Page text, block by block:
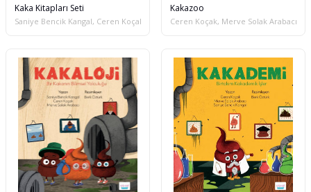
Kaka Kitapları Seti
Saniye Bencik Kangal, Ceren Koçak, Merve Solak Arabacı
Kakazoo
Ceren Koçak, Merve Solak Arabacı,